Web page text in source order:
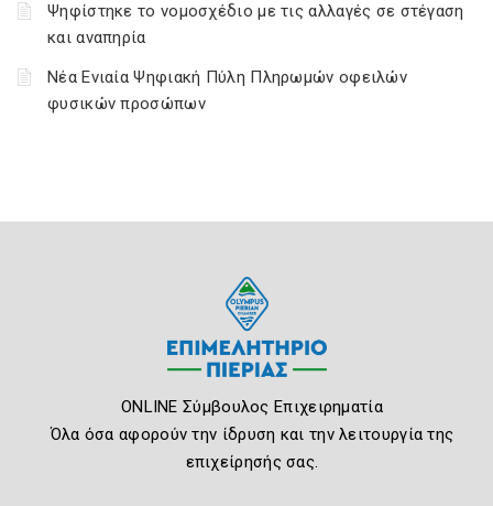
Ψηφίστηκε το νομοσχέδιο με τις αλλαγές σε στέγαση
και αναπηρία
Νέα Ενιαία Ψηφιακή Πύλη Πληρωμών οφειλών
φυσικών προσώπων
ONLINE Σύμβουλος Επιχειρηματία
Όλα όσα αφορούν την ίδρυση και την λειτουργία της
επιχείρησής σας.